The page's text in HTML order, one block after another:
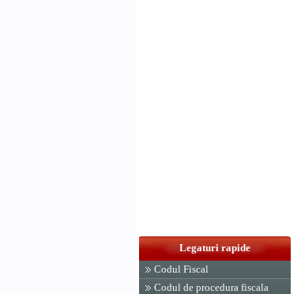
Legaturi rapide
Codul Fiscal
Codul de procedura fiscala